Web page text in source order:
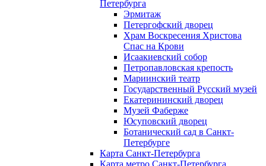
Петербурга
Эрмитаж
Петергофский дворец
Храм Воскресения Христова
Спас на Крови
Исаакиевский собор
Петропавловская крепость
Мариинский театр
Государственный Русский музей
Екатерининский дворец
Музей Фаберже
Юсуповский дворец
Ботанический сад в Санкт-
Петербурге
Карта Санкт-Петербурга
Карта метро Санкт-Петербурга